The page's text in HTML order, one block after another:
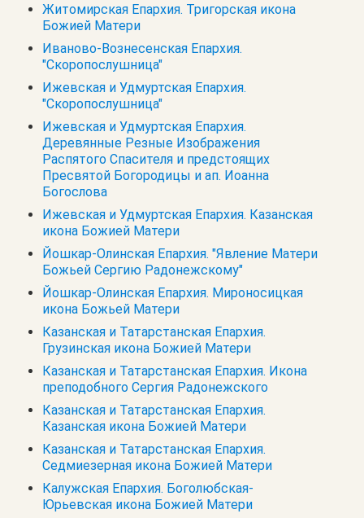
Житомирская Епархия. Тригорская икона
Божией Матери
Иваново-Вознесенская Епархия.
"Скоропослушница"
Ижевская и Удмуртская Епархия.
"Скоропослушница"
Ижевская и Удмуртская Епархия.
Деревянные Резные Изображения
Распятого Спасителя и предстоящих
Пресвятой Богородицы и ап. Иоанна
Богослова
Ижевская и Удмуртская Епархия. Казанская
икона Божией Матери
Йошкар-Олинская Епархия. "Явление Матери
Божьей Сергию Радонежскому"
Йошкар-Олинская Епархия. Мироносицкая
икона Божьей Матери
Казанская и Татарстанская Епархия.
Грузинская икона Божией Матери
Казанская и Татарстанская Епархия. Икона
преподобного Сергия Радонежского
Казанская и Татарстанская Епархия.
Казанская икона Божией Матери
Казанская и Татарстанская Епархия.
Седмиезерная икона Божией Матери
Калужская Епархия. Боголюбская-
Юрьевская икона Божией Матери